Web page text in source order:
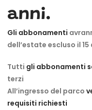
anni.
Gli abbonamenti
dell’estate escluso il
Tutti gli abbonamenti
terzi
All’ingresso del parco
requisiti richiesti